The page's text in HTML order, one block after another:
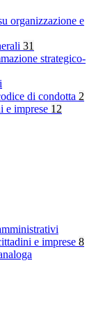
organizzazione e
31
strategico-
di condotta 2
e imprese 12
e imprese 8